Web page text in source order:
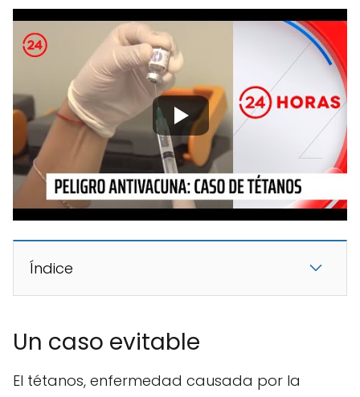
Índice
Un caso evitable
El tétanos, enfermedad causada por la